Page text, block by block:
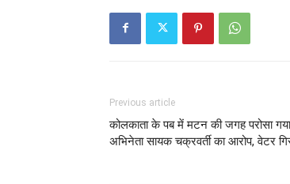
Previous article
कोलकाता के पब में मटन की जगह परोसा गया
अभिनेता सायक चक्रवर्ती का आरोप, वेटर